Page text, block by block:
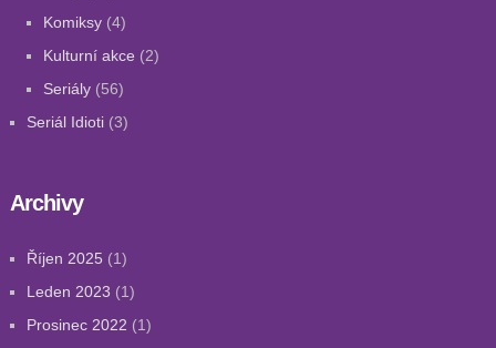
Komiksy(4)
Kulturní akce (2)
Seriály(56)
Seriál Idioti(3)
Archivy
Říjen 2025 (1)
Leden 2023 (1)
Prosinec 2022 (1)